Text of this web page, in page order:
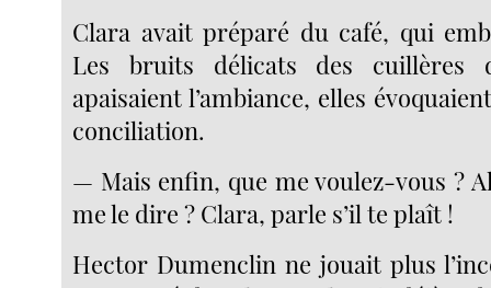
Clara avait préparé du café, qui
Les bruits délicats des cuillères
apaisaient l’ambiance, elles
conciliation.
— Mais enfin, que me voulez-vous ?
me le dire ? Clara, parle s’il te plaît !
Hector Dumenclin ne jouait plus